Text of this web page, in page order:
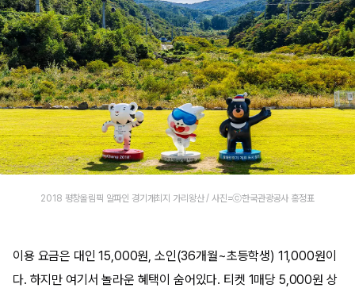
2018 평창올림픽 알파인 경기개최지 가리왕산 / 사진=ⓒ한국관광공사 홍정표
이용 요금은 대인 15,000원, 소인(36개월~초등학생) 11,000원이
다. 하지만 여기서 놀라운 혜택이 숨어있다. 티켓 1매당 5,000원 상